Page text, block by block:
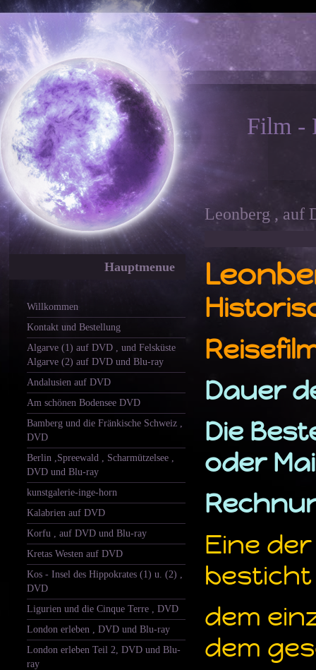
Film -
Hauptmenue
Willkommen
Kontakt und Bestellung
Algarve (1) auf DVD , und Felsküste
Algarve (2) auf DVD und Blu-ray
Andalusien auf DVD
Am schönen Bodensee DVD
Bamberg und die Fränkische Schweiz ,
DVD
Berlin ,Spreewald , Scharmützelsee ,
DVD und Blu-ray
kunstgalerie-inge-horn
Kalabrien auf DVD
Korfu , auf DVD und Blu-ray
Kretas Westen auf DVD
Kos - Insel des Hippokrates (1) u. (2) ,
DVD
Ligurien und die Cinque Terre , DVD
London erleben , DVD und Blu-ray
London erleben Teil 2, DVD und Blu-
ray
Leonberg , auf
Dauer
Die
oder
Eine
dem
dem